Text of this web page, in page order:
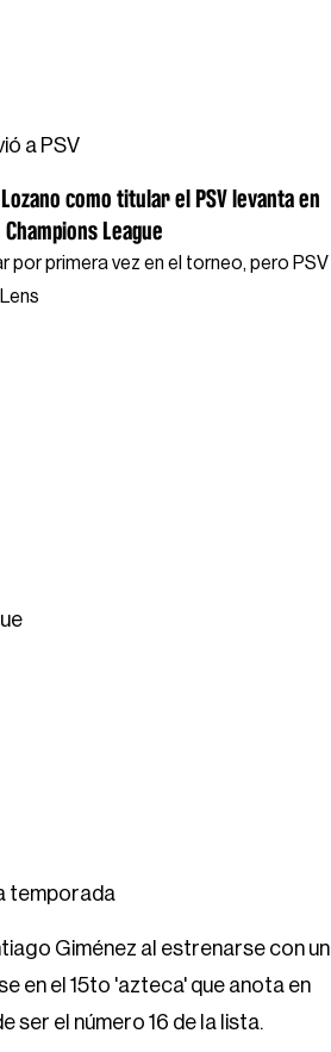
a PSV
como titular el PSV levanta en
Champions League
por primera vez en el torneo, pero PSV
temporada
Giménez al estrenarse con un
en el 15to 'azteca' que anota en
ser el número 16 de la lista.